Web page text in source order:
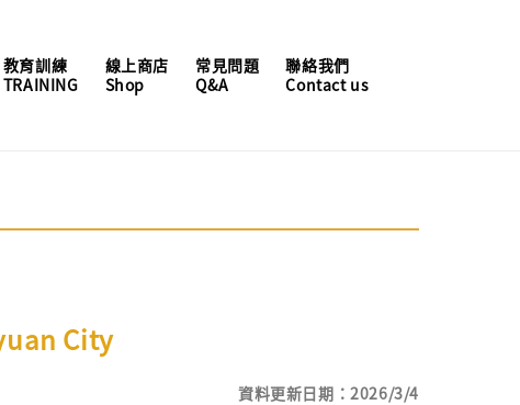
教育訓練
TRAINING
線上商店
Shop
常見問題
Q&A
聯絡我們
Contact us
City
資料更新日期：2026/3/4